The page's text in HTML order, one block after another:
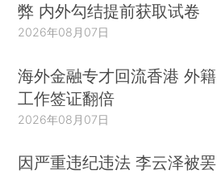
弊 内外勾结提前获取试卷
2026年08月07日
海外金融专才回流香港 外籍
工作签证翻倍
2026年08月07日
因严重违纪违法 李云泽被罢